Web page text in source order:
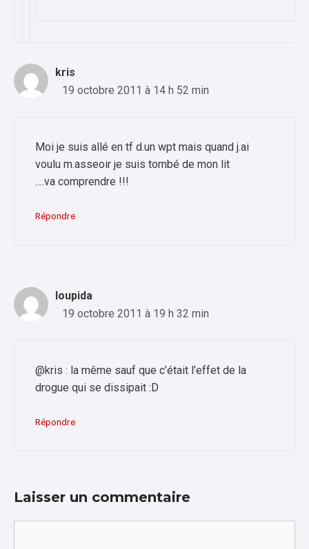
kris
19 octobre 2011 à 14 h 52 min
Moi je suis allé en tf d.un wpt mais quand j.ai
voulu m.asseoir je suis tombé de mon lit
….va comprendre !!!
Répondre
loupida
19 octobre 2011 à 19 h 32 min
@kris : la même sauf que c’était l’effet de la
drogue qui se dissipait :D
Répondre
Laisser un commentaire